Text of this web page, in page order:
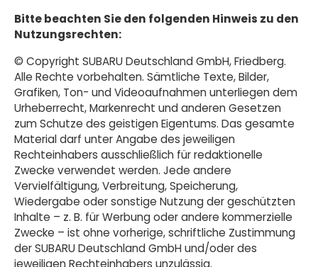
Bitte beachten Sie den folgenden Hinweis zu den
Nutzungsrechten:
© Copyright SUBARU Deutschland GmbH, Friedberg.
Alle Rechte vorbehalten. Sämtliche Texte, Bilder,
Grafiken, Ton- und Videoaufnahmen unterliegen dem
Urheberrecht, Markenrecht und anderen Gesetzen
zum Schutze des geistigen Eigentums. Das gesamte
Material darf unter Angabe des jeweiligen
Rechteinhabers ausschließlich für redaktionelle
Zwecke verwendet werden. Jede andere
Vervielfältigung, Verbreitung, Speicherung,
Wiedergabe oder sonstige Nutzung der geschützten
Inhalte – z. B. für Werbung oder andere kommerzielle
Zwecke – ist ohne vorherige, schriftliche Zustimmung
der SUBARU Deutschland GmbH und/oder des
jeweiligen Rechteinhabers unzulässig.